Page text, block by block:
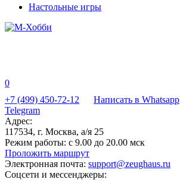
Настольные игры
0
+7 (499) 450-72-12
Написать в Whatsapp
Telegram
Адрес:
117534, г. Москва, а/я 25
Режим работы: с 9.00 до 20.00 мск
Проложить маршрут
Электронная почта: support@zeughaus.ru
Соцсети и мессенджеры: